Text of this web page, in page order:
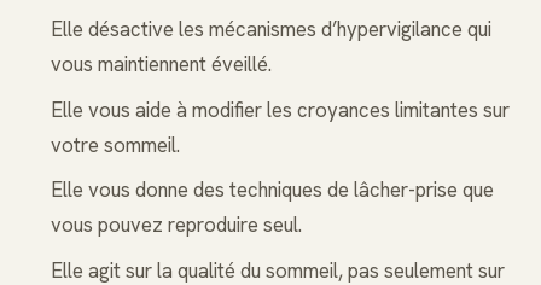
Elle désactive les mécanismes d’hypervigilance qui
vous maintiennent éveillé.
Elle vous aide à modifier les croyances limitantes sur
votre sommeil.
Elle vous donne des techniques de lâcher-prise que
vous pouvez reproduire seul.
Elle agit sur la qualité du sommeil, pas seulement sur